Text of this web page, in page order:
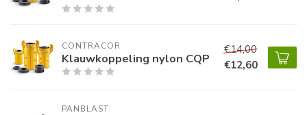
CONTRACOR
Klauwkoppeling nylon CQP
€14,00
€12,60
PANBLAST